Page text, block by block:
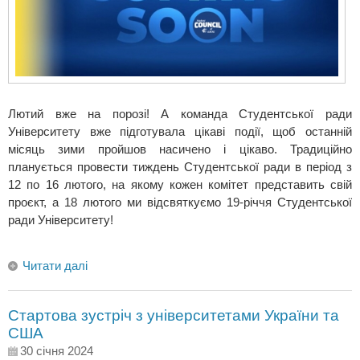
Лютий вже на порозі! А команда Студентської ради
Університету вже підготувала цікаві події, щоб останній
місяць зими пройшов насичено і цікаво. Традиційно
планується провести тиждень Студентської ради в період з
12 по 16 лютого, на якому кожен комітет представить свій
проєкт, а 18 лютого ми відсвяткуємо 19-річчя Студентської
ради Університету!
Читати далі
Стартова зустріч з університетами України та
США
30 січня 2024